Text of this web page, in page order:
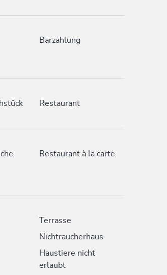
Barzahlung
Restaurant
Restaurant à la carte
Terrasse
Nichtraucherhaus
Haustiere nicht
erlaubt